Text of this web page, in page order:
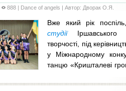
888 | Dance of angels | Автор: Дворак О.Я.
Вже який рік
студіїІршавського
творчості, під
у Міжнародному
танцю «Кришталеві